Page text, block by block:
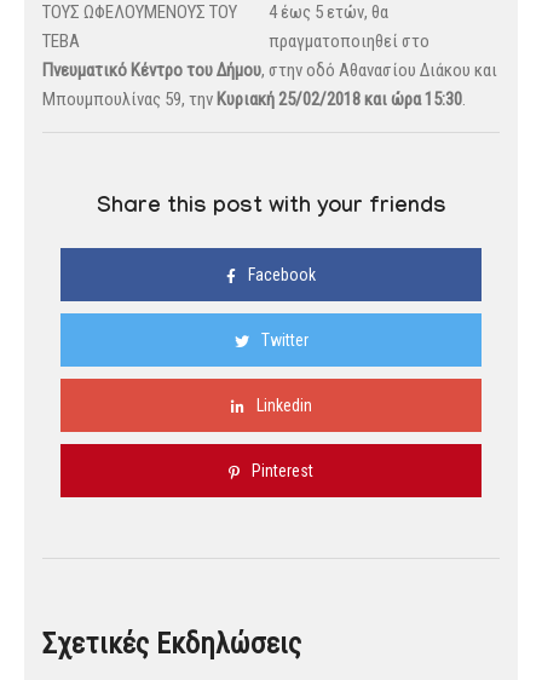
4 έως 5 ετών, θα
πραγματοποιηθεί στο
Πνευματικό Κέντρο του Δήμου, στην οδό Αθανασίου Διάκου και
Μπουμπουλίνας 59, την Κυριακή 25/02/2018 και ώρα 15:30.
Share this post with your friends
Facebook
Twitter
Linkedin
Pinterest
Σχετικές Εκδηλώσεις